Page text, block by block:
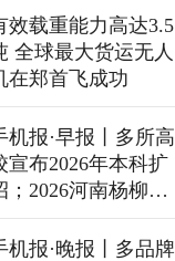
效载重能力高达3.5
全球最大货运无人
在郑首飞成功
机报·早报丨多所高
宣布2026年本科扩
；2026河南杨柳絮
飞预警地图出炉
机报·晚报丨多品牌